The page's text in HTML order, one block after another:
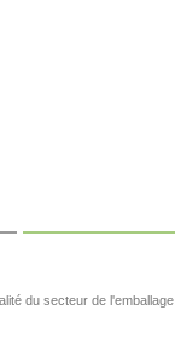
du secteur de l'emballage.